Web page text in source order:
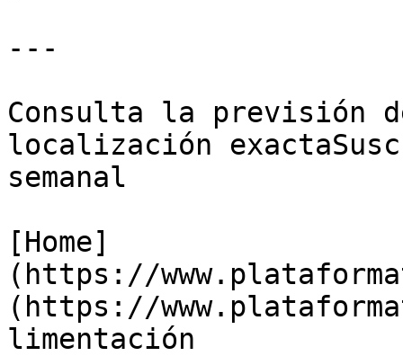
---
Consulta la previsión
localización
semanal
[Home]
(https://
(https://
limentación